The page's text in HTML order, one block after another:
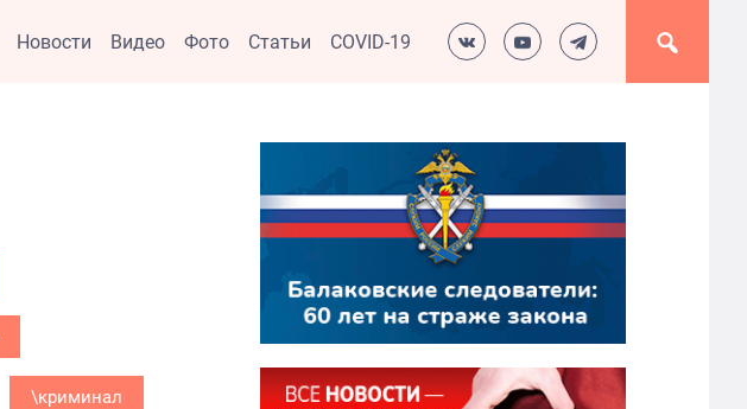
Новости Видео Фото Статьи COVID-19
\криминал